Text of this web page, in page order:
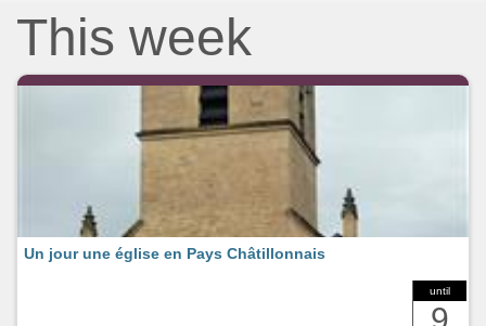
This week
until
9
Un jour une église en Pays Châtillonnais